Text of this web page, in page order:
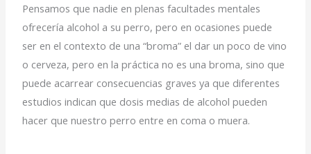
Pensamos que nadie en plenas facultades mentales
ofrecería alcohol a su perro, pero en ocasiones puede
ser en el contexto de una “broma” el dar un poco de vino
o cerveza, pero en la práctica no es una broma, sino que
puede acarrear consecuencias graves ya que diferentes
estudios indican que dosis medias de alcohol pueden
hacer que nuestro perro entre en coma o muera.